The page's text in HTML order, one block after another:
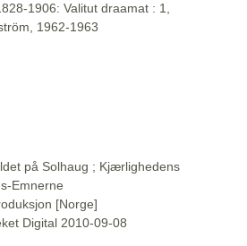
1906: Valitut draamat : 1,
1962-1963
på Solhaug ; Kjærlighedens
Emnerne
[Norge]
Digital 2010-09-08